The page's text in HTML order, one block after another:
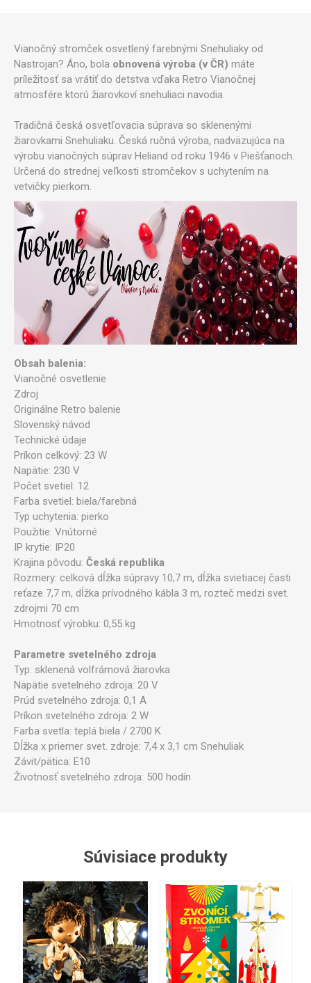
Vianočný stromček osvetlený farebnými Snehuliaky od
Nastrojan? Áno, bola obnovená výroba (v ČR) máte
príležitosť sa vrátiť do detstva vďaka Retro Vianočnej
atmosfére ktorú žiarovkoví snehuliaci navodia.
Tradičná česká osvetľovacia súprava so sklenenými
žiarovkami Snehuliaku. Česká ručná výroba, nadväzujúca na
výrobu vianočných súprav Heliand od roku 1946 v Piešťanoch.
Určená do strednej veľkosti stromčekov s uchytením na
vetvičky pierkom.
Obsah balenia:
Vianočné osvetlenie
Zdroj
Originálne Retro balenie
Slovenský návod
Technické údaje
Príkon celkový: 23 W
Napätie: 230 V
Počet svetiel: 12
Farba svetiel: biela/farebná
Typ uchytenia: pierko
Použitie: Vnútorné
IP krytie: IP20
Krajina pôvodu: Česká republika
Rozmery: celková dĺžka súpravy 10,7 m, dĺžka svietiacej časti
reťaze 7,7 m, dĺžka prívodného kábla 3 m, rozteč medzi svet.
zdrojmi 70 cm
Hmotnosť výrobku: 0,55 kg
Parametre svetelného zdroja
Typ: sklenená volfrámová žiarovka
Napätie svetelného zdroja: 20 V
Prúd svetelného zdroja: 0,1 A
Príkon svetelného zdroja: 2 W
Farba svetla: teplá biela / 2700 K
Dĺžka x priemer svet. zdroje: 7,4 x 3,1 cm Snehuliak
Závit/pätica: E10
Životnosť svetelného zdroja: 500 hodín
Súvisiace produkty